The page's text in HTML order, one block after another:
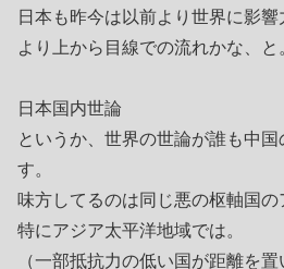
日本も昨今は以前より世界に影
より上から目線での流れかな、と
日本国内世論
というか、世界の世論が誰も中
す。
味方してるのは同じ悪の枢軸国の
特にアジア太平洋地域では。
（一部抵抗力の低い国が距離を置